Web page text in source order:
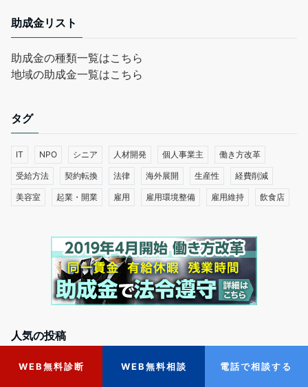
WEB無料診断 WEB無料相談 電話で相談する
助成金リスト
助成金の種類一覧はこちら
地域の助成金一覧はこちら
タグ
IT NPO シニア 人材開発 個人事業主 働き方改革
受給方法 契約転換 法律 海外展開 生産性 経費削減
美容室 起業・開業 雇用 雇用環境整備 雇用維持 飲食店
人気の投稿
【2024最新】高齢者の雇用・環境整備に活用で